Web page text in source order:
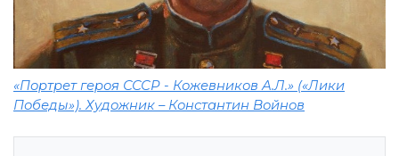
«Портрет героя СССР - Кожевников А.Л.» («Лики
Победы»). Художник – Константин Войнов